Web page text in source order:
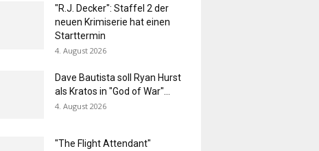
"R.J. Decker": Staffel 2 der
neuen Krimiserie hat einen
Starttermin
4. August 2026
Dave Bautista soll Ryan Hurst
als Kratos in "God of War"...
4. August 2026
"The Flight Attendant"